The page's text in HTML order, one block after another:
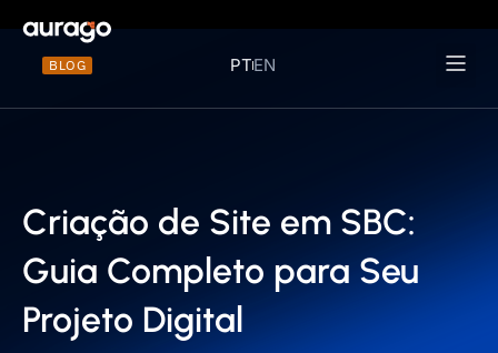
BLOG PTEN
Criação de Site em SBC:
Guia Completo para Seu
Projeto Digital